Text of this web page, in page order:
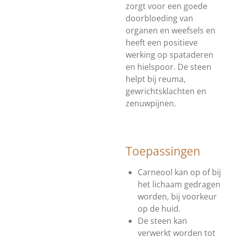
zorgt voor een goede
doorbloeding van
organen en weefsels en
heeft een positieve
werking op spataderen
en hielspoor. De steen
helpt bij reuma,
gewrichtsklachten en
zenuwpijnen.
Toepassingen
Carneool kan op of bij
het lichaam gedragen
worden, bij voorkeur
op de huid.
De steen kan
verwerkt worden tot